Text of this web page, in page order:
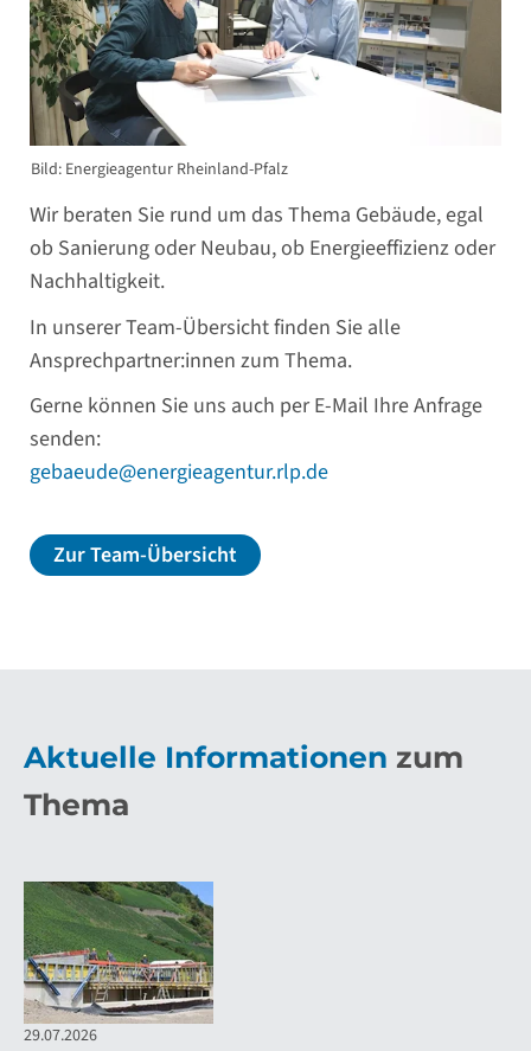
Bild: Energieagentur Rheinland-Pfalz
Wir beraten Sie rund um das Thema Gebäude, egal
ob Sanierung oder Neubau, ob Energieeffizienz oder
Nachhaltigkeit.
In unserer Team-Übersicht finden Sie alle
Ansprechpartner:innen zum Thema.
Gerne können Sie uns auch per E-Mail Ihre Anfrage
senden:
gebaeude@energieagentur.rlp.de
Zur Team-Übersicht
Aktuelle Informationen zum
Thema
29.07.2026